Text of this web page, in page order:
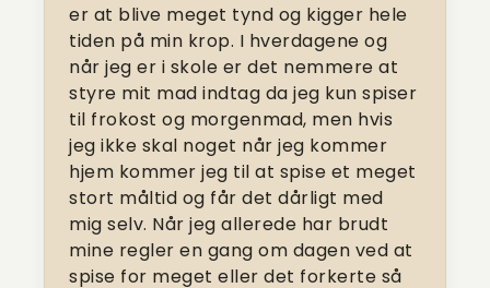
er at blive meget tynd og kigger hele
tiden på min krop. I hverdagene og
når jeg er i skole er det nemmere at
styre mit mad indtag da jeg kun spiser
til frokost og morgenmad, men hvis
jeg ikke skal noget når jeg kommer
hjem kommer jeg til at spise et meget
stort måltid og får det dårligt med
mig selv. Når jeg allerede har brudt
mine regler en gang om dagen ved at
spise for meget eller det forkerte så